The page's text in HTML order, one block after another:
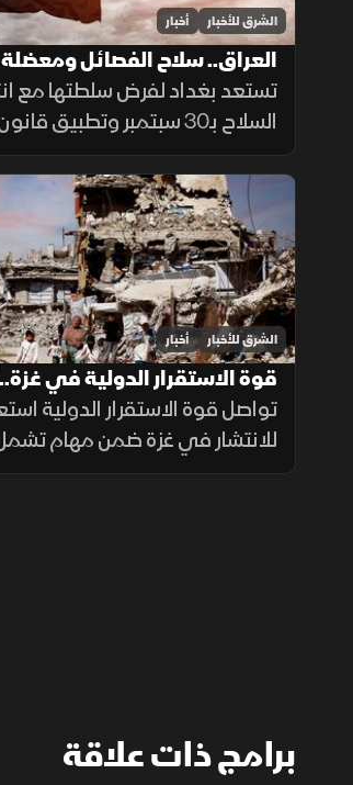
الشرق للأخبار أخبار
العراق.. سلاح الفصائل
تستعد بغداد لفرض سلطتها مع
السلاح بـ30 سبتمبر وتطبيق
المخالفين، وسط تجاوب فصائل
مقابل رفض أخرى كـ"كتائب حزب
الملف بالصراع الإقليمي.
الشرق للأخبار أخبار
قوة الاستقرار الدولية في
وتحديات معقدة
تواصل قوة الاستقرار الدولية
للانتشار في غزة ضمن مهام
إطلاق النار وتأمين المساعدات
برامج ذات علاقة